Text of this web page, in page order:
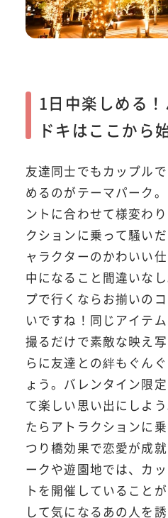
1日中楽しめる
ドキはここから
友達同士でもカップル
めるのがテーマパーク
ントに合わせて様変わ
クションに乗って騒い
ャラクターのかわいい
中になること間違いな
プで行くならお揃いの
いですね！同じアイテ
撮るだけで素敵な映え
らに友達との絆もぐん
ょう。バレンタイン限
て楽しい思い出にしよ
たらアトラクションに
つり橋効果で恋愛が成
ークや遊園地では、カ
トを開催していること
して気になるあの人を